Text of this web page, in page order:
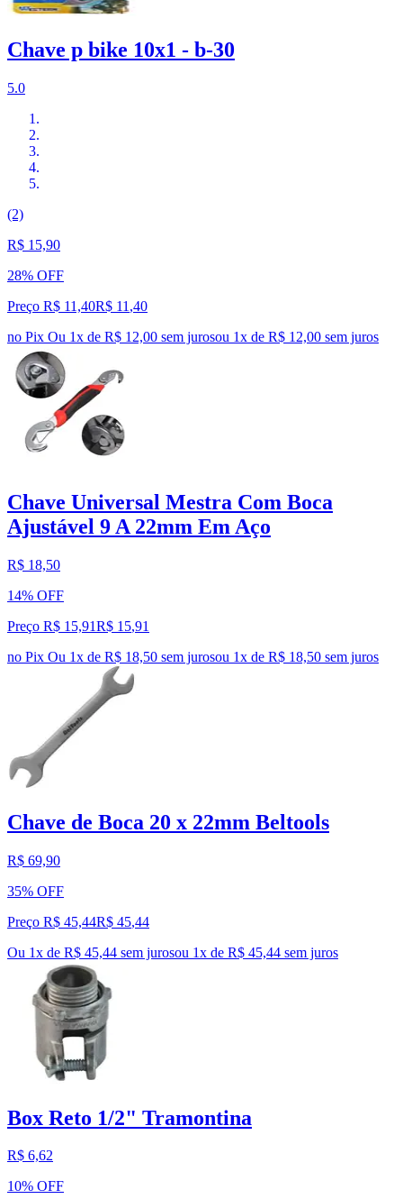
Chave p bike 10x1 - b-30
5.0
(2)
R$ 15,90
28% OFF
Preço R$ 11,40R$ 11 ,40
no Pix Ou 1x de R$ 12,00 sem jurosou 1x de R$ 12,00 sem juros
Chave Universal Mestra Com Boca
Ajustável 9 A 22mm Em Aço
R$ 18,50
14% OFF
Preço R$ 15,91R$ 15,91
no Pix Ou 1x de R$ 18,50 sem jurosou 1x de R$ 18,50 sem juros
Chave de Boca 20 x 22mm Beltools
R$ 69,90
35% OFF
Preço R$ 45,44R$ 45,44
Ou 1x de R$ 45,44 sem jurosou 1x de R$ 45,44 sem juros
Box Reto 1/2" Tramontina
R$ 6,62
10% OFF